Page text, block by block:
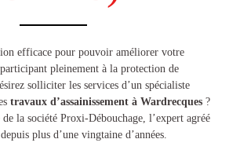
efficace pour pouvoir améliorer votre
pleinement à la protection de
solliciter les services d’un spécialiste
travaux d’assainissement à Wardrecques ?
la société Proxi-Débouchage, l’expert agréé
plus d’une vingtaine d’années.